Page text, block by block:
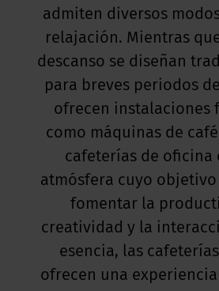
admiten diversos
relajación. Mientras
descanso se diseñan
para breves periodos
ofrecen instalaciones
como máquinas de
cafeterías de oficina
atmósfera cuyo
fomentar la
creatividad y la
esencia, las
ofrecen una